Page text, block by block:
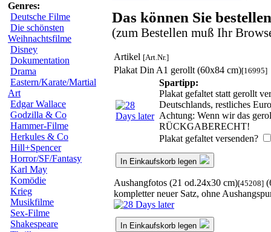
Genres:
Deutsche Filme
Die schönsten
Weihnachtsfilme
Disney
Dokumentation
Drama
Eastern/Karate/Martial
Art
Edgar Wallace
Godzilla & Co
Hammer-Filme
Herkules & Co
Hill+Spencer
Horror/SF/Fantasy
Karl May
Komödie
Krieg
Musikfilme
Sex-Filme
Shakespeare
Das können Sie
(zum Bestellen muß Ihr
Artikel [Art.Nr.]
Plakat Din A1 gerollt (60x84 cm)[16995]
Spartipp:
Plakat gefaltet statt gerollt
Deutschlands, restliches
Achtung: Wenn wir das
RÜCKGABERECHT!
Plakat gefaltet versenden?
In Einkaufskorb legen
Aushangfotos (21 od.24x30 cm)[45208]
kompletter neuer Satz, ohne
In Einkaufskorb legen